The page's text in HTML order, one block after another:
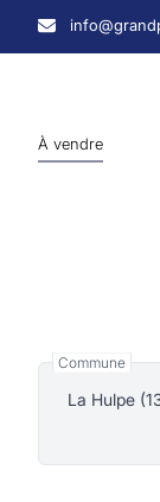
Aller au contenu
À vendre
Commune
La Hulpe